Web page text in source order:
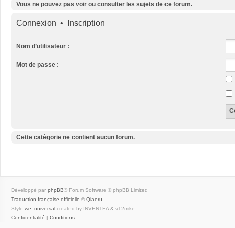
Vous ne pouvez pas voir ou consulter les sujets de ce forum.
Connexion • Inscription
Nom d’utilisateur :
Mot de passe :
Cette catégorie ne contient aucun forum.
Développé par phpBB® Forum Software © phpBB Limited
Traduction française officielle © Qiaeru
Style we_universal created by INVENTEA & v12mike
Confidentialité | Conditions